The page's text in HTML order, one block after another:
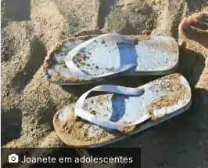
Joanete em adolescentes